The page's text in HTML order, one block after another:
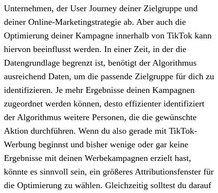
Unternehmen, der User Journey deiner Zielgruppe und
deiner Online-Marketingstrategie ab. Aber auch die
Optimierung deiner Kampagne innerhalb von TikTok kann
hiervon beeinflusst werden. In einer Zeit, in der die
Datengrundlage begrenzt ist, benötigt der Algorithmus
ausreichend Daten, um die passende Zielgruppe für dich zu
identifizieren. Je mehr Ergebnisse deinen Kampagnen
zugeordnet werden können, desto effizienter identifiziert
der Algorithmus weitere Personen, die die gewünschte
Aktion durchführen. Wenn du also gerade mit TikTok-
Werbung beginnst und bisher wenige oder gar keine
Ergebnisse mit deinen Werbekampagnen erzielt hast,
könnte es sinnvoll sein, ein größeres Attributionsfenster für
die Optimierung zu wählen. Gleichzeitig solltest du darauf